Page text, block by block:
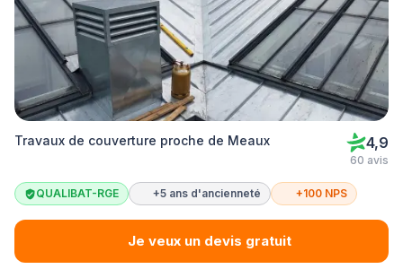
Travaux de couverture proche de Meaux 4,9
60 avis
QUALIBAT-RGE +5 ans d'ancienneté +100 NPS
Je veux un devis gratuit